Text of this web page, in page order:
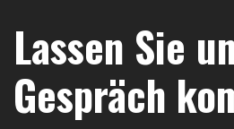
Lassen Sie
Gespräch